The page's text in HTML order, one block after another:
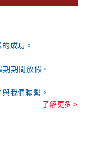
成功。
期間放假。
我們聯繫。
了解更多 >